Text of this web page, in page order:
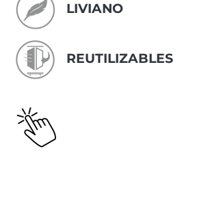
LIVIANO
REUTILIZABLES